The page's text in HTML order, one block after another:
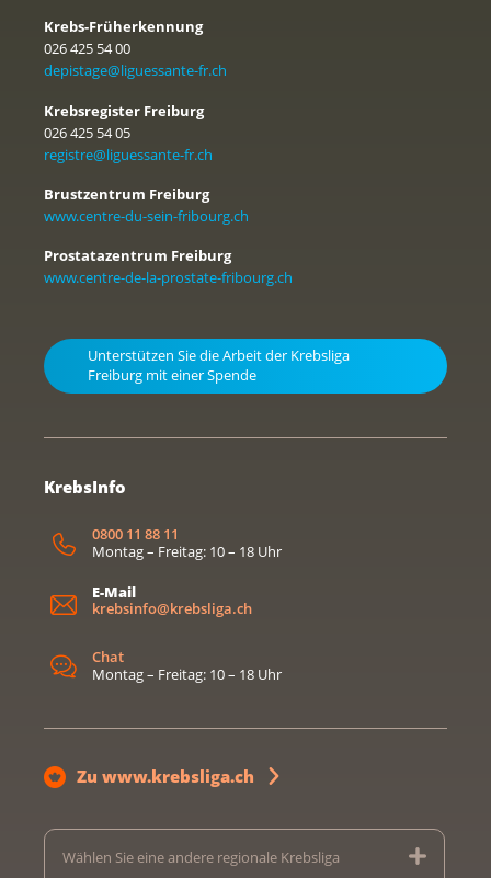
Krebs-Früherkennung
026 425 54 00
depistage@liguessante-fr.ch
Krebsregister Freiburg
026 425 54 05
registre@liguessante-fr.ch
Brustzentrum Freiburg
www.centre-du-sein-fribourg.ch
Prostatazentrum Freiburg
www.centre-de-la-prostate-fribourg.ch
Unterstützen Sie die Arbeit der Krebsliga
Freiburg mit einer Spende
KrebsInfo
0800 11 88 11
Montag – Freitag: 10 – 18 Uhr
E-Mail
krebsinfo@krebsliga.ch
Chat
Montag – Freitag: 10 – 18 Uhr
Zu www.krebsliga.ch
Wählen Sie eine andere regionale Krebsliga